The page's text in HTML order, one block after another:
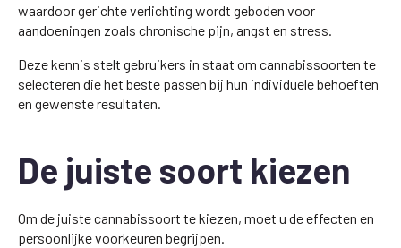
waardoor gerichte verlichting wordt geboden voor
aandoeningen zoals chronische pijn, angst en stress.
Deze kennis stelt gebruikers in staat om cannabissoorten te
selecteren die het beste passen bij hun individuele behoeften
en gewenste resultaten.
De juiste soort kiezen
Om de juiste cannabissoort te kiezen, moet u de effecten en
persoonlijke voorkeuren begrijpen.